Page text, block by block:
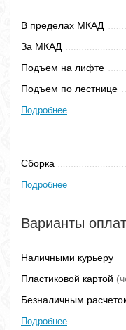
В пределах МКАД
За МКАД
Подъем на лифте
Подъем по лестнице
Подробнее
Сборка
Подробнее
Варианты оплат
Наличными курьеру
Пластиковой картой
Безналичным
Подробнее